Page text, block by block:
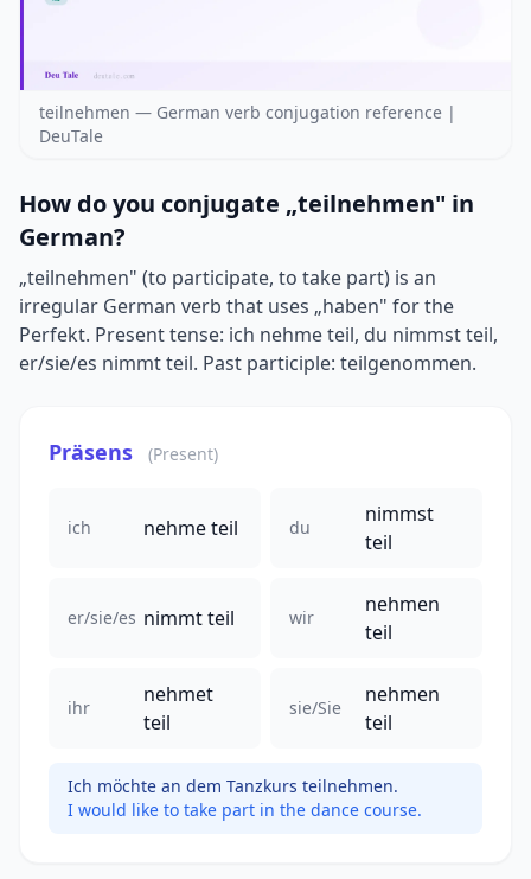
teilnehmen — German verb conjugation reference |
DeuTale
How do you conjugate „teilnehmen" in
German?
„teilnehmen" (to participate, to take part) is an
irregular German verb that uses „haben" for the
Perfekt. Present tense: ich nehme teil, du nimmst teil,
er/sie/es nimmt teil. Past participle: teilgenommen.
Präsens (Present)
ich nehme teil du
nimmst
teil
er/sie/es nimmt teil wir
nehmen
teil
ihr
nehmet
teil
sie/Sie
nehmen
teil
Ich möchte an dem Tanzkurs teilnehmen.
I would like to take part in the dance course.